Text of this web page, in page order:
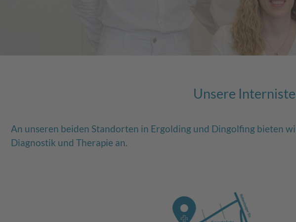
Unsere
An unseren beiden Standorten in Ergolding und Dingolfing bieten
Diagnostik und Therapie an.